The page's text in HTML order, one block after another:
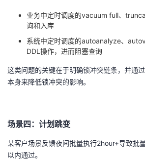
业务中定时调度的vacuum full、
询和入库
系统中定时调度的autoanalyze、
DDL 操作，进而阻塞查询
这类问题的关键在于明确锁冲突链条，并通
本身来降低锁冲突的影响。
场景四：计划跳变
某客户场景反馈夜间批量执行2hour+导致批
以内通过。